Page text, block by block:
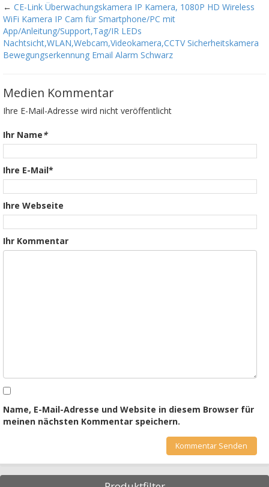
← CE-Link Überwachungskamera IP Kamera, 1080P HD Wireless
WiFi Kamera IP Cam für Smartphone/PC mit
App/Anleitung/Support,Tag/IR LEDs
Nachtsicht,WLAN,Webcam,Videokamera,CCTV Sicherheitskamera
Bewegungserkennung Email Alarm Schwarz
Medien Kommentar
Ihre E-Mail-Adresse wird nicht veröffentlicht
Ihr Name*
Ihre E-Mail*
Ihre Webseite
Ihr Kommentar
Name, E-Mail-Adresse und Website in diesem Browser für
meinen nächsten Kommentar speichern.